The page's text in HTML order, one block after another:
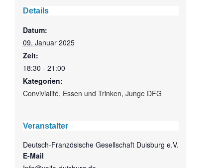
Details
Datum:
09. Januar 2025
Zeit:
18:30 - 21:00
Kategorien:
Convivialité, Essen und Trinken, Junge DFG
Veranstalter
Deutsch-Französische Gesellschaft Duisburg e.V.
E-Mail